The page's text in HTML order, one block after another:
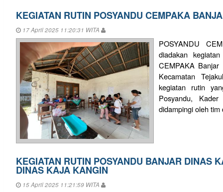
KEGIATAN RUTIN POSYANDU CEMPAKA
17 April 2025 11:20:31 WITA
POSYANDU
diadakan
CEMPAKA
Kecamatan
kegiatan rutin
Posyandu,
didampingi oleh
KEGIATAN RUTIN POSYANDU BANJAR DINAS
DINAS KAJA KANGIN
15 April 2025 11:21:59 WITA